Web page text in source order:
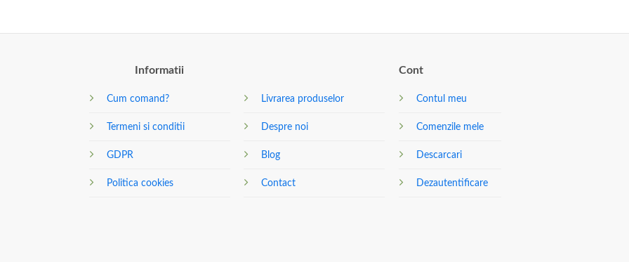
Informatii
Cum comand?
Termeni si conditii
GDPR
Politica cookies
Livrarea produselor
Despre noi
Blog
Contact
Cont
Contul meu
Comenzile mele
Descarcari
Dezautentificare